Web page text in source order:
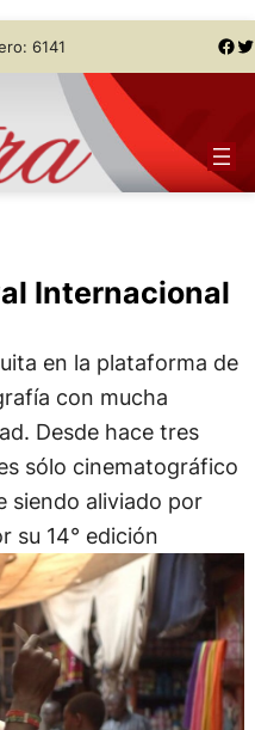
6141 Facebook Twitter
Internacional
en la plataforma de
con mucha
Desde hace tres
sólo cinematográfico
siendo aliviado por
su 14° edición